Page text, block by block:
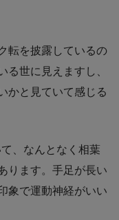
転を披露しているの
る世に見えますし、
かと見ていて感じる
、なんとなく相葉
ります。手足が長い
象で運動神経がいい